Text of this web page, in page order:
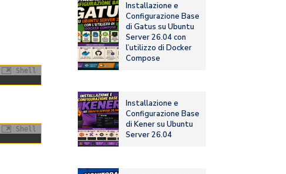
Shell
Shell
Installazione e
Configurazione Base
di Gatus su Ubuntu
Server 26.04 con
l’utilizzo di Docker
Compose
Installazione e
Configurazione Base
di Kener su Ubuntu
Server 26.04